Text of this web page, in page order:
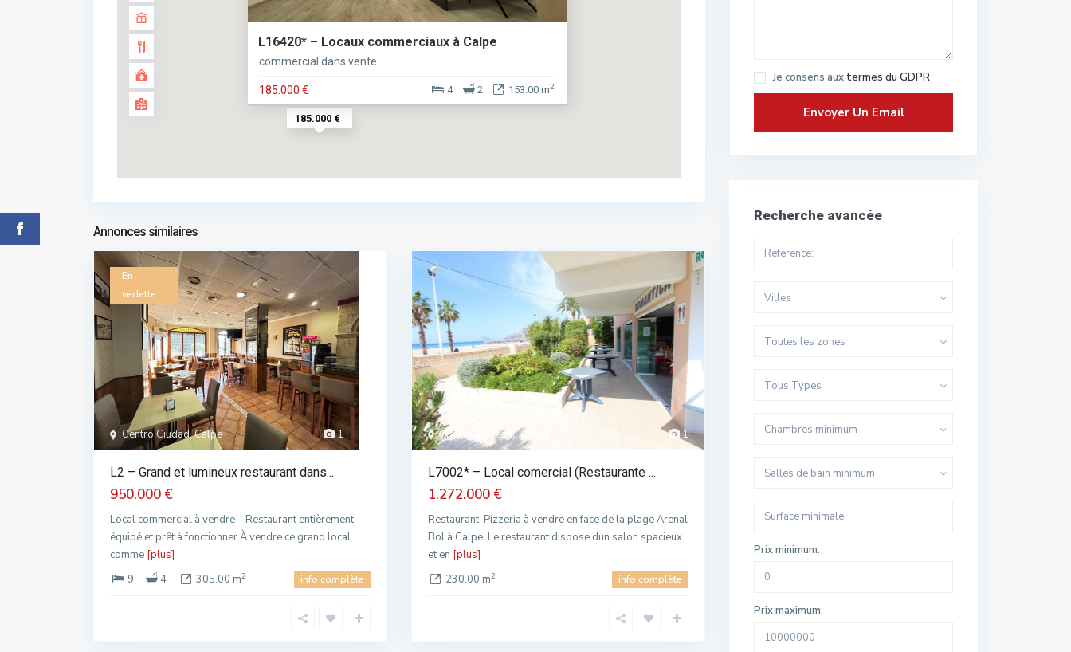
185.000 €
L16420* – Locaux commerciaux à Calpe
commercial dans vente
185.000 € 153.00 m2
2
4
Annonces similaires
1
Centro Ciudad, Calpe
En
vedette
L2 – Grand et lumineux restaurant dans...
950.000 €
Local commercial à vendre – Restaurant entièrement
équipé et prêt à fonctionner À vendre ce grand local
comme [plus]
9
4 305.00 m2 info complète
1
Playa De Arenal, Calpe
L7002* – Local comercial (Restaurante ...
1.272.000 €
Restaurant-Pizzeria à vendre en face de la plage Arenal
Bol à Calpe. Le restaurant dispose dun salon spacieux
et en [plus]
230.00 m2 info complète
Je consens aux termes du GDPR
Recherche avancée
Villes
Toutes les zones
Tous Types
Chambres minimum
Salles de bain minimum
Prix minimum:
Prix maximum: